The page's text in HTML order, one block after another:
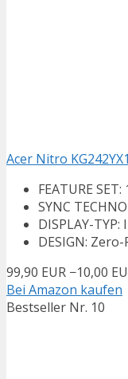
Acer Nitro
FEATURE
SYNC
DISPLAY-
DESIGN:
99,90 EUR −10,00
Bei Amazon kaufen
Bestseller Nr. 10